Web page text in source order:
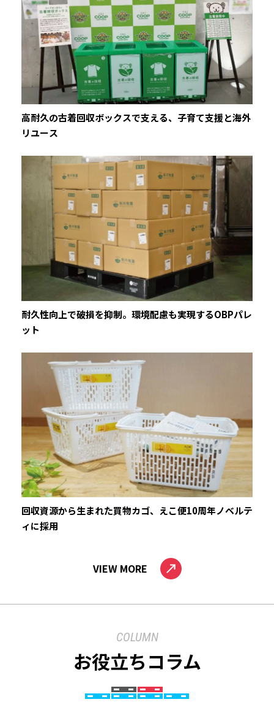
高耐久の古着回収ボックスで支える、子育て支援と海外
リユース
耐久性向上で破損を抑制。環境配慮も実現するOBPパレ
ット
回収資源から生まれた買物カゴ、えこ便10周年ノベルテ
ィに採用
VIEW MORE
COLUMN
お役立ちコラム